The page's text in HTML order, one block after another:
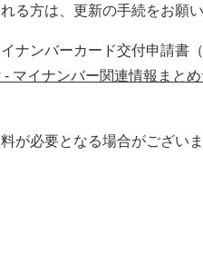
る方は、更新の手続をお願い
ナンバーカード交付申請書
マイナンバー関連情報まと
が必要となる場合がございま